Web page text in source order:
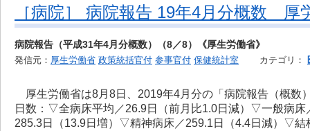
［病院］ 病院報告 19年4月分概数 厚
病院報告（平成31年4月分概数）（8／8）《厚生労働省》
発信元： 厚生労働省 政策統括官付 参事官付 保健統計室 カテゴリ：
厚生労働省は8月8日、2019年4月分の「病院報告（概数
日数：▽全病床平均／26.9日（前月比1.0日減）▽一般病
285.3日（13.9日増）▽精神病床／259.1日（4.4日減）▽